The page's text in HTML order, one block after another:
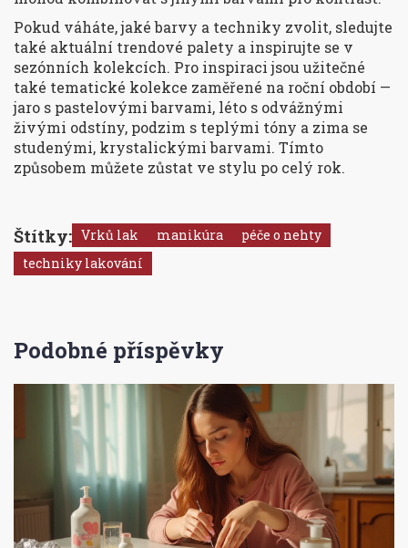
Pokud váháte, jaké barvy a techniky zvolit, sledujte
také aktuální trendové palety a inspirujte se v
sezónních kolekcích. Pro inspiraci jsou užitečné
také tematické kolekce zaměřené na roční období —
jaro s pastelovými barvami, léto s odvážnými
živými odstíny, podzim s teplými tóny a zima se
studenými, krystalickými barvami. Tímto
způsobem můžete zůstat ve stylu po celý rok.
Štítky: Vrků lak manikúra
péče o nehty
techniky lakování
Podobné příspěvky